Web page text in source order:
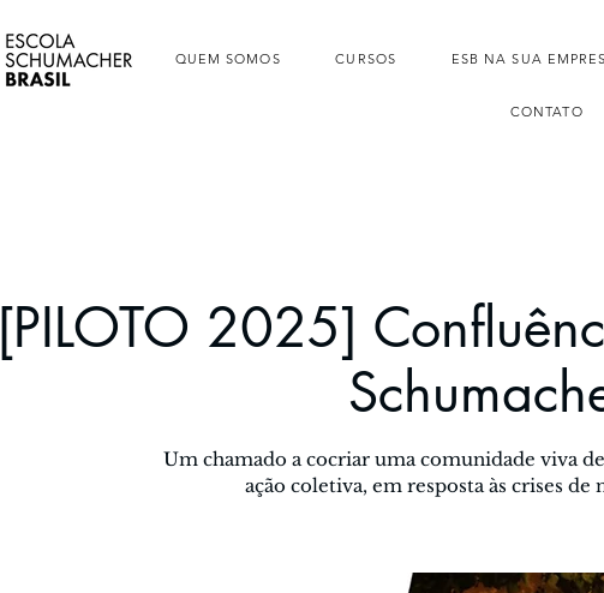
QUEM SOMOS CURSOS ESB NA SUA
CONTATO
[PILOTO 2025]
Um chamado a cocriar uma comunidade viva
ação coletiva, em resposta às crises de